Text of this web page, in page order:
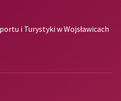
i Turystyki w Wojsławicach